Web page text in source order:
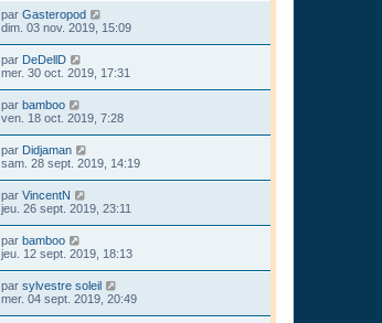
par Gasteropod
dim. 03 nov. 2019, 15:09
par DeDellD
mer. 30 oct. 2019, 17:31
par bamboo
ven. 18 oct. 2019, 7:28
par Didjaman
sam. 28 sept. 2019, 14:19
par VincentN
jeu. 26 sept. 2019, 23:11
par bamboo
jeu. 12 sept. 2019, 18:13
par sylvestre soleil
mer. 04 sept. 2019, 20:49